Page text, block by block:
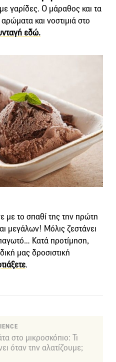
γαρίδες. Ο μάραθος και τα
και νοστιμιά στο
εδώ.
με το σπαθί της την πρώτη
μεγάλων! Μόλις ζεστάνει
Κατά προτίμηση,
μας δροσιστική
.
στο μικροσκόπιο: Τι
όταν την αλατίζουμε;